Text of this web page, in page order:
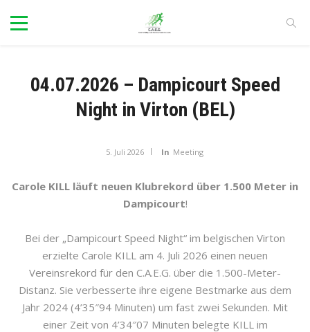
04.07.2026 – Dampicourt Speed
Night in Virton (BEL)
5. Juli 2026 In Meeting
Carole KILL läuft neuen Klubrekord über 1.500 Meter in
Dampicourt!
Bei der „Dampicourt Speed Night“ im belgischen Virton
erzielte Carole KILL am 4. Juli 2026 einen neuen
Vereinsrekord für den C.A.E.G. über die 1.500-Meter-
Distanz. Sie verbesserte ihre eigene Bestmarke aus dem
Jahr 2024 (4’35″94 Minuten) um fast zwei Sekunden. Mit
einer Zeit von 4’34″07 Minuten belegte KILL im